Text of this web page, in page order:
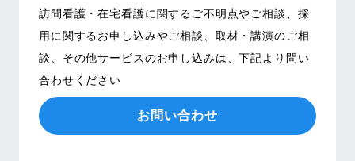
訪問看護・在宅看護に関するご不明点やご相談、 採
用に関するお申し込みやご相談、取材・講演のご相
談、その他サービスのお申し込みは、下記より問い
合わせください
お問い合わせ